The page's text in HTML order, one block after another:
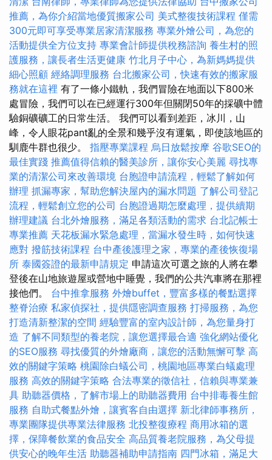
推薦，為你介紹當地優質搬家公司 美式整復技術課程 僅需
300元即可享受專業居家清潔服務 專業外燴公司，為您的
活動提供全方位支持 專業會計師提供稅務諮詢 養生村的照
護服務，讓長者生活更健康 竹北月子中心，為新媽媽提供
細心照顧 經絡調理服務 台北搬家公司，快速有效的搬家服
務就在這裡 有了一條小鐵軌，我們冒險在地面以下800米
處冒險，我們可以在已經運行300年但關閉50年的採礦中體
驗銅礦礦工的日常生活。 我們可以看到差距，冰川，山
峰，令人眼花pant亂的全景和幾乎沒有運氣，即使該地區的
馴鹿牛群也很少。 指壓專業課程 烏日放鬆按摩 谷歌SEO的
最佳實踐 推薦值得信賴的醫美診所，讓你安心美麗 尋找專
業的清潔公司來改善環境 台胞證申請流程，輕鬆了解如何
辦理 抓漏專家，幫助您解決屋內的漏水問題 了解公司登記
流程，輕鬆創立您的公司 台胞證過期怎麼處理，提供續期
辦理建議 台北外燴服務，滿足各類活動的需求 台北記帳士
專業推薦 天花板漏水緊急處理，當漏水發生時，如何快速
應對 撥筋技術課程 台中產後護理之家，專業的產後恢復場
所 泰國簽證的最新申請規定 申請這次可選之旅的人將在攀
登後在山地旅遊屋或營地中睡覺，我們的公共汽車將在那裡
接他們。 台中推拿服務 外燴buffet，豐富多樣的餐點選擇
整脊治療 私家偵探社，提供隱密調查服務 打掃服務，為您
打造清新整潔的空間 經驗豐富的室內設計師，為您量身打
造 了解不同類型的養老院，讓您選擇最合適 強化網站優化
的SEO服務 尋找優質的外燴廠商，讓您的活動無懈可擊 高
效的關鍵字策略 桃園除白蟻公司，桃園地區專業白蟻處理
服務 高效的關鍵字策略 合法專業的徵信社，信賴與專業兼
具 助聽器價格，了解市場上的助聽器費用 台中排毒養生館
服務 自助式餐點外燴，讓賓客自由選擇 新北律師事務所，
專業團隊提供專業法律服務 北投整復療程 商用冰箱的選
擇，保障餐飲業的食品安全 高品質養老院服務，為父母提
供安心的晚年生活 助聽器補助申請指南 四門冰箱，滿足大